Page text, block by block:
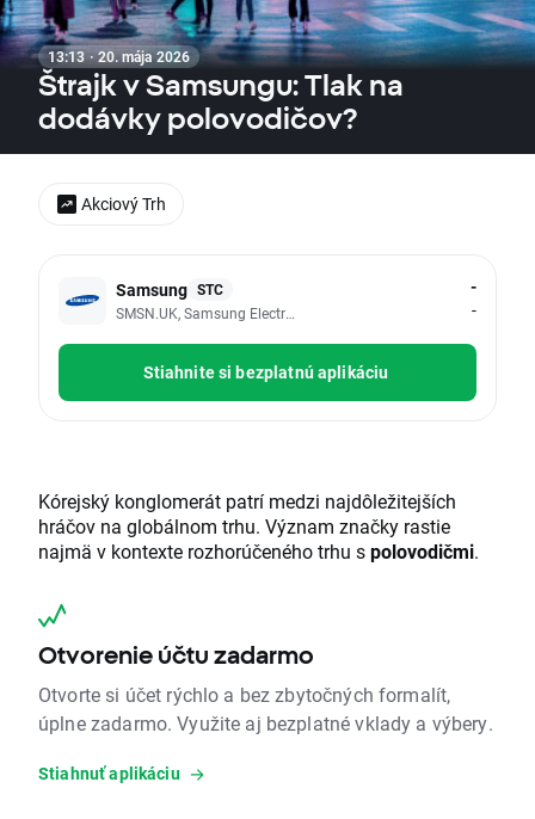
13:13 · 20. mája 2026
Štrajk v Samsungu: Tlak na
dodávky polovodičov?
Samsung STC
SMSN.UK, Samsung Electronics Co Ltd - GDR
-
-
Stiahnite si bezplatnú aplikáciu
Kórejský konglomerát patrí medzi najdôležitejších
hráčov na globálnom trhu. Význam značky rastie
najmä v kontexte rozhorúčeného trhu spolovodičmi.
Otvorenie účtu zadarmo
Otvorte si účet rýchlo a bez zbytočných formalít,
úplne zadarmo. Využite aj bezplatné vklady a výbery.
Stiahnuť aplikáciu
Akciový Trh